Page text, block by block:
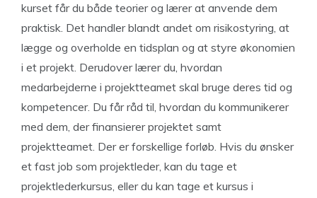
kurset får du både teorier og lærer at anvende dem
praktisk. Det handler blandt andet om risikostyring, at
lægge og overholde en tidsplan og at styre økonomien
i et projekt. Derudover lærer du, hvordan
medarbejderne i projektteamet skal bruge deres tid og
kompetencer. Du får råd til, hvordan du kommunikerer
med dem, der finansierer projektet samt
projektteamet. Der er forskellige forløb. Hvis du ønsker
et fast job som projektleder, kan du tage et
projektlederkursus, eller du kan tage et kursus i